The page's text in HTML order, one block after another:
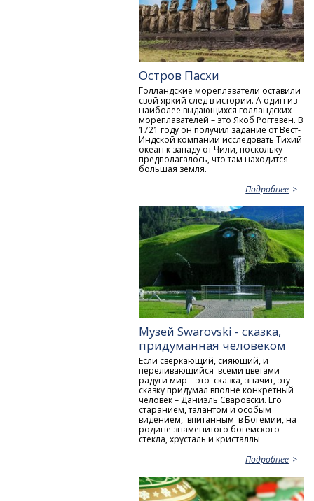
Остров Пасхи
Голландские мореплаватели оставили
свой яркий след в истории. А один из
наиболее выдающихся голландских
мореплавателей – это Якоб Роггевен. В
1721 году он получил задание от Вест-
Индской компании исследовать Тихий
океан к западу от Чили, поскольку
предполагалось, что там находится
большая земля.
Подробнее
Музей Swarovski - сказка,
придуманная человеком
Если сверкающий, сияющий, и
переливающийся всеми цветами
радуги мир – это сказка, значит, эту
сказку придумал вполне конкретный
человек – Даниэль Сваровски. Его
старанием, талантом и особым
видением, впитанным в Богемии, на
родине знаменитого богемского
стекла, хрусталь и кристаллы
Подробнее